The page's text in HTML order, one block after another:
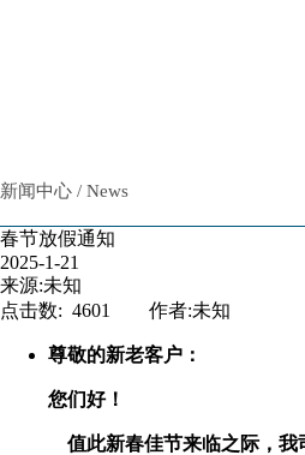
新闻中心 / News
春节放假通知
2025-1-21
来源:未知
点击数: 4601 作者:未知
尊敬的新老客户：
您们好！
值此新春佳节来临之际 ，